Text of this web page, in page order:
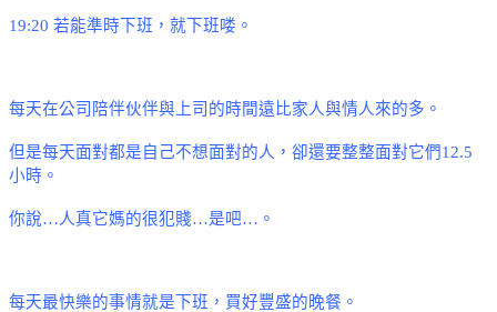
19:20 若能準時下班 ，就下班喽 。
每天在公司陪伴伙伴與上司的時間遠比家人與情人來的多。
但是每天面對都是自己不想面對的人 ，卻還要整整面對它們12.5
小時 。
你說…人真它媽的很犯賤…是吧… 。
每天最快樂的事情就是下班，買好豐盛的晚餐 。